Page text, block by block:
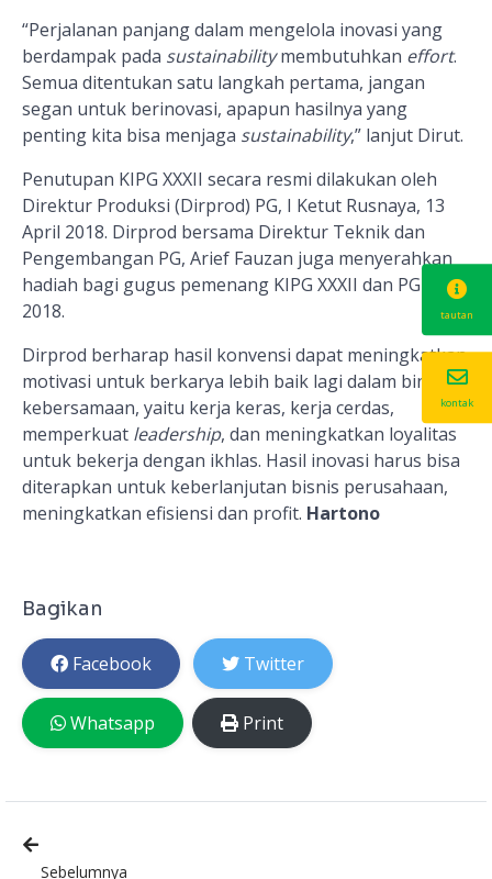
“Perjalanan panjang dalam mengelola inovasi yang
berdampak pada sustainabilitymembutuhkan effort.
Semua ditentukan satu langkah pertama, jangan
segan untuk berinovasi, apapun hasilnya yang
penting kita bisa menjaga sustainability,” lanjut Dirut.
Penutupan KIPG XXXII secara resmi dilakukan oleh
Direktur Produksi (Dirprod) PG, I Ketut Rusnaya, 13
April 2018. Dirprod bersama Direktur Teknik dan
Pengembangan PG, Arief Fauzan juga menyerahkan
hadiah bagi gugus pemenang KIPG XXXII dan PGIE
2018.
Dirprod berharap hasil konvensi dapat meningkatkan
motivasi untuk berkarya lebih baik lagi dalam bingkai
kebersamaan, yaitu kerja keras, kerja cerdas,
memperkuat leadership, dan meningkatkan loyalitas
untuk bekerja dengan ikhlas. Hasil inovasi harus bisa
diterapkan untuk keberlanjutan bisnis perusahaan,
meningkatkan efisiensi dan profit. Hartono
Bagikan
Facebook Twitter
Whatsapp Print
Sebelumnya
tautan
kontak